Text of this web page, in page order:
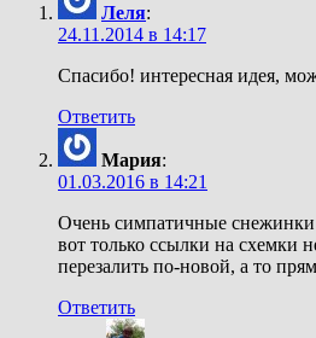
Леля:
24.11.2014 в 14:17
Спасибо! интересная идея,
Ответить
Мария:
01.03.2016 в 14:21
Очень симпатичные снежинки
вот только ссылки на схемки
перезалить по-новой, а то
Ответить